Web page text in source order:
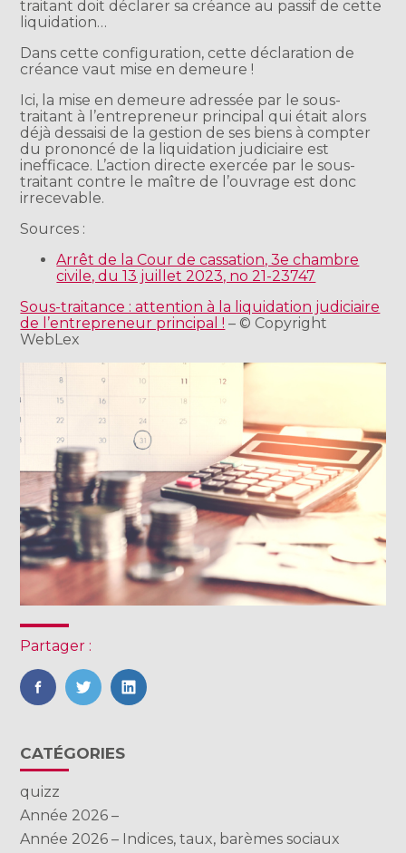
traitant doit déclarer sa créance au passif de cette
liquidation…
Dans cette configuration, cette déclaration de
créance vaut mise en demeure !
Ici, la mise en demeure adressée par le sous-
traitant à l’entrepreneur principal qui était alors
déjà dessaisi de la gestion de ses biens à compter
du prononcé de la liquidation judiciaire est
inefficace. L’action directe exercée par le sous-
traitant contre le maître de l’ouvrage est donc
irrecevable.
Sources :
Arrêt de la Cour de cassation, 3e chambre
civile, du 13 juillet 2023, no 21-23747
Sous-traitance : attention à la liquidation judiciaire
de l’entrepreneur principal ! – © Copyright
WebLex
Partager :
FaceBook
TwitterLinkedIn
Blog
sidebar
CATÉGORIES
quizz
Année 2026 –
Année 2026 – Indices, taux, barèmes sociaux